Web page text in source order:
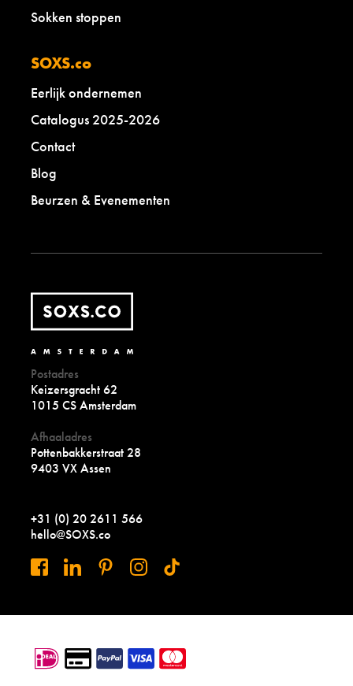
Sokken stoppen
SOXS.co
Eerlijk ondernemen
Catalogus 2025-2026
Contact
Blog
Beurzen & Evenementen
Postadres
Keizersgracht 62
1015 CS Amsterdam
Afhaaladres
Pottenbakkerstraat 28
9403 VX Assen
+31 (0) 20 2611 566
hello@SOXS.co